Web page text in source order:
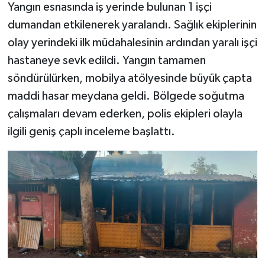
Yangın esnasında iş yerinde bulunan 1 işçi
dumandan etkilenerek yaralandı. Sağlık ekiplerinin
olay yerindeki ilk müdahalesinin ardından yaralı işçi
hastaneye sevk edildi. Yangın tamamen
söndürülürken, mobilya atölyesinde büyük çapta
maddi hasar meydana geldi. Bölgede soğutma
çalışmaları devam ederken, polis ekipleri olayla
ilgili geniş çaplı inceleme başlattı.